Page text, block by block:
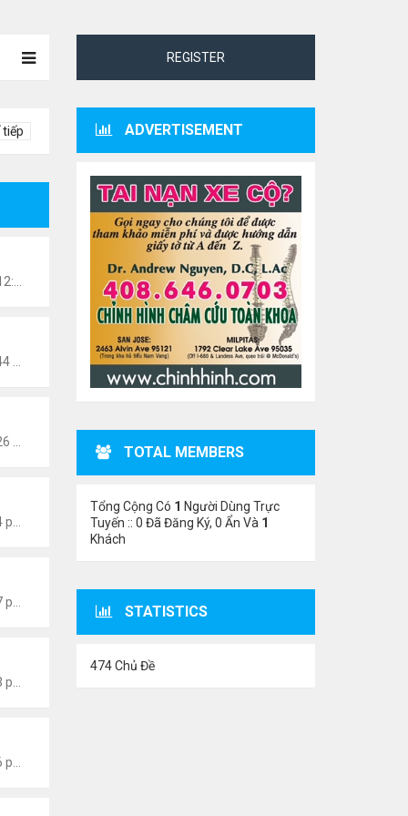
tiếp
REGISTER
ADVERTISEMENT
TOTAL MEMBERS
Tổng Cộng Có 1 Người Dùng Trực
Tuyến :: 0 Đã Đăng Ký, 0 Ẩn Và 1
Khách
STATISTICS
474 Chủ Đề